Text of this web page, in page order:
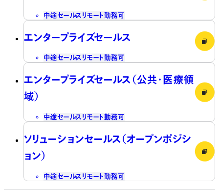
中途セールス リモート勤務可
エンタープライズセールス
中途セールス リモート勤務可
エンタープライズセールス（公共・医療領
域）
中途セールス リモート勤務可
ソリューションセールス（オープンポジシ
ョン）
中途セールス リモート勤務可